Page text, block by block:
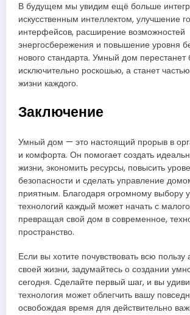
В будущем мы увидим ещё больше
искусственным интеллектом, улучшение
интерфейсов, расширение возможностей
энергосбережения и повышение уровня
нового стандарта. Умный дом перестанет
исключительно роскошью, а станет
жизни каждого.
Заключение
Умный дом — это настоящий прорыв в
и комфорта. Он помогает создать
жизни, экономить ресурсы, повысить
безопасности и сделать управление
приятным. Благодаря огромному выбору
технологий каждый может начать с
превращая свой дом в современное,
пространство.
Если вы хотите почувствовать всю пользу
своей жизни, задумайтесь о создании
сегодня. Сделайте первый шаг, и вы
технология может облегчить вашу
освобождая время для действительно